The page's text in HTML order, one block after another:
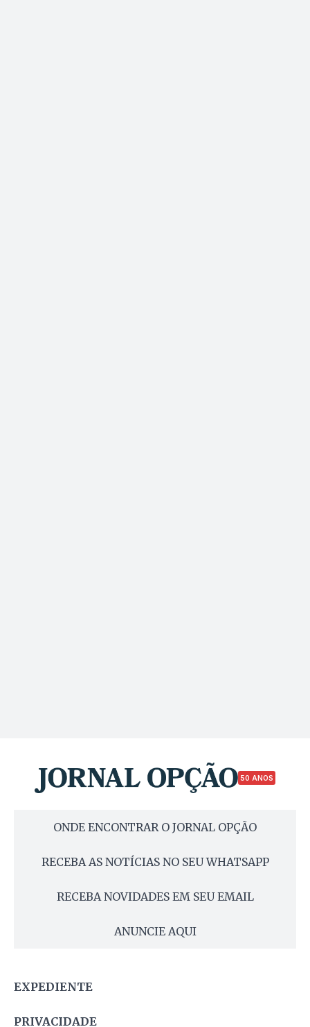
50 ANOS
ONDE ENCONTRAR O JORNAL OPÇÃO
RECEBA AS NOTÍCIAS NO SEU WHATSAPP
RECEBA NOVIDADES EM SEU EMAIL
ANUNCIE AQUI
EXPEDIENTE
PRIVACIDADE